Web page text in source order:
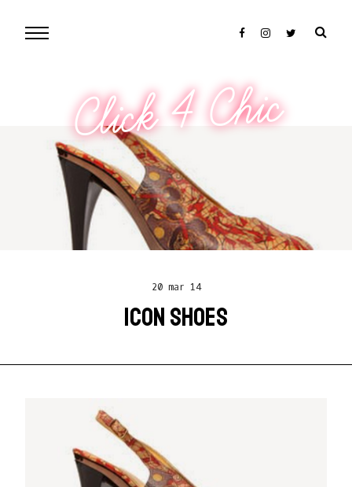
Click 4 Chic
20 mar 14
ICON SHOES